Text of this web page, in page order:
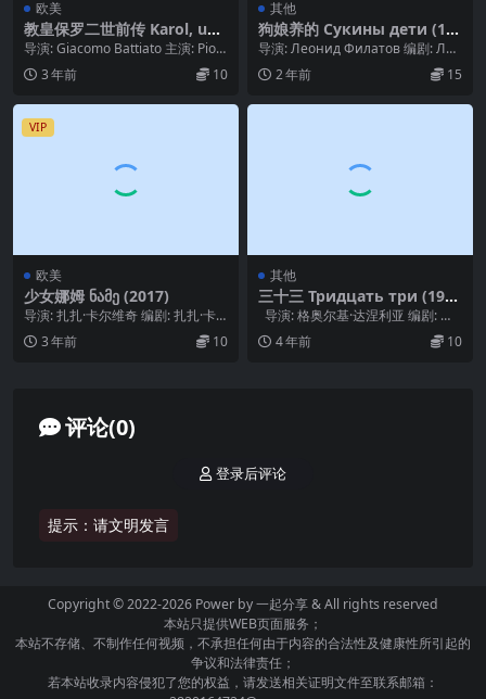
欧美
教皇保罗二世前传 Karol, un
uomo diventato Papa (200
5)
导演: Giacomo Battiato 主演: Piotr
Adamczyk ...
3 年前 10
其他
狗娘养的 Сукины дети (19
90)
导演: Леонид Филатов 编剧: Лео
нид Филатов / ...
2 年前 15
VIP
欧美
少女娜姆 ნამე (2017)
导演: 扎扎·卡尔维奇 编剧: 扎扎·卡
尔维奇 主演: Aleko Abashi...
3 年前 10
其他
三十三 Тридцать три (196
5)
导演: 格奥尔基·达涅利亚 编剧: 格
奥尔基·达涅利亚 主演: 叶...
4 年前 10
评论(0)
提示：请文明发言
登录后评论
Copyright © 2022-2026 Power by一起分享& All rights reserved
本站只提供WEB页面服务；
本站不存储、不制作任何视频，不承担任何由于内容的合法性及健康性所引起的
争议和法律责任；
若本站收录内容侵犯了您的权益，请发送相关证明文件至联系邮箱：